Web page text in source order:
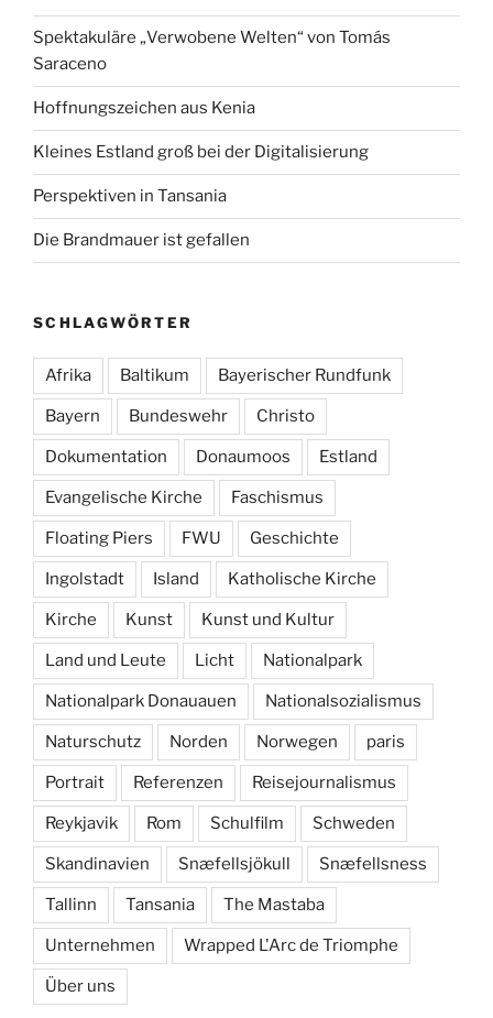
Spektakuläre „Verwobene Welten“ von Tomás
Saraceno
Hoffnungszeichen aus Kenia
Kleines Estland groß bei der Digitalisierung
Perspektiven in Tansania
Die Brandmauer ist gefallen
SCHLAGWÖRTER
Afrika Baltikum Bayerischer Rundfunk
Bayern Bundeswehr Christo
Dokumentation Donaumoos Estland
Evangelische Kirche Faschismus
Floating Piers FWU Geschichte
Ingolstadt Island Katholische Kirche
Kirche Kunst Kunst und Kultur
Land und Leute Licht Nationalpark
Nationalpark Donauauen Nationalsozialismus
Naturschutz Norden Norwegen paris
Portrait Referenzen Reisejournalismus
Reykjavik Rom Schulfilm Schweden
Skandinavien Snæfellsjökull Snæfellsness
Tallinn Tansania The Mastaba
Unternehmen Wrapped L'Arc de Triomphe
Über uns